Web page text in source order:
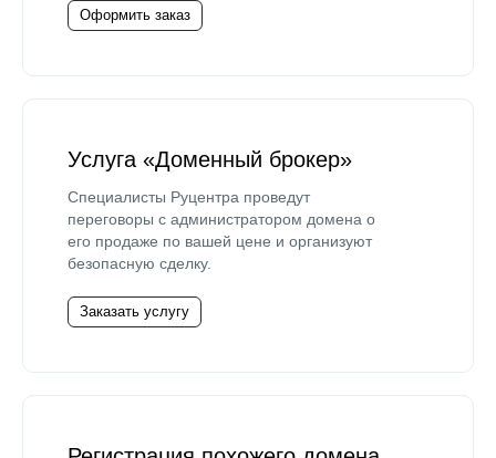
Оформить заказ
Услуга «Доменный брокер»
Специалисты Руцентра проведут
переговоры с администратором домена о
его продаже по вашей цене и организуют
безопасную сделку.
Заказать услугу